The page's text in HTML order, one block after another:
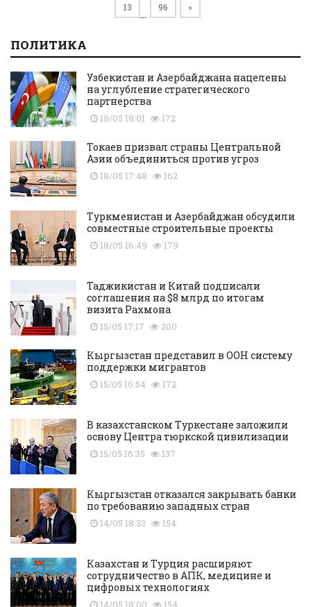
13 … 96 »
ПОЛИТИКА
Узбекистан и Азербайджана нацелены
на углубление стратегического
партнерства
18/05 18:01 172
Токаев призвал страны Центральной
Азии объединиться против угроз
18/05 17:48 162
Туркменистан и Азербайджан обсудили
совместные строительные проекты
18/05 16:49 179
Таджикистан и Китай подписали
соглашения на $8 млрд по итогам
визита Рахмона
15/05 17:17 200
Кыргызстан представил в ООН систему
поддержки мигрантов
15/05 16:54 172
В казахстанском Туркестане заложили
основу Центра тюркской цивилизации
15/05 16:35 137
Кыргызстан отказался закрывать банки
по требованию западных стран
14/05 18:33 154
Казахстан и Турция расширяют
сотрудничество в АПК, медицине и
цифровых технологиях
14/05 18:00 154